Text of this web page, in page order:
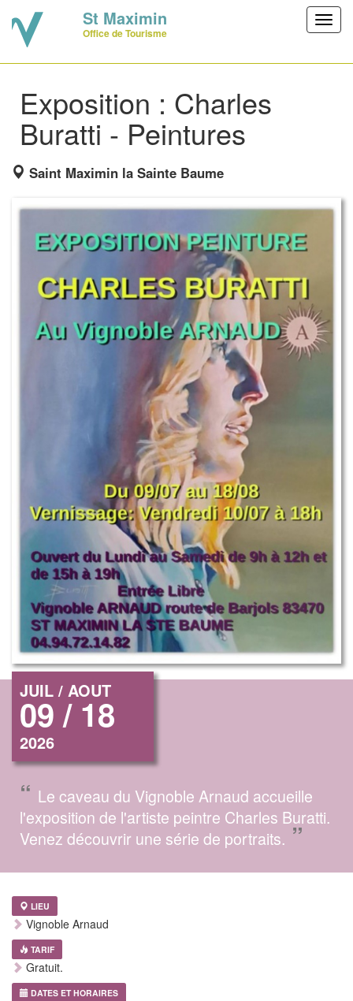
St Maximin
Office de Tourisme
Exposition : Charles
Buratti - Peintures
Saint Maximin la Sainte Baume
JUIL / AOUT
09 / 18
2026
“ Le caveau du Vignoble Arnaud accueille
l'exposition de l'artiste peintre Charles Buratti.
Venez découvrir une série de portraits.”
LIEU
Vignoble Arnaud
TARIF
Gratuit.
DATES ET HORAIRES